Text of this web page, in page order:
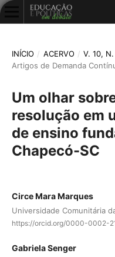
INÍCIO / ACERVO / V. 10,
Artigos de Demanda
Um olhar
resolução em
de ensino
Chapecó-SC
Circe Mara Marques
Universidade Comunitária
https://orcid.org/0000-0002-
Gabriela Senger